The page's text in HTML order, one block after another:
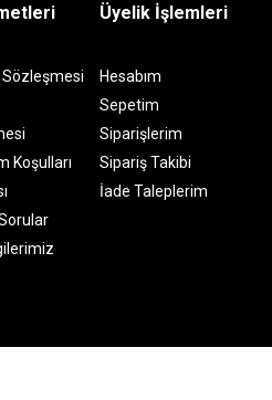
Sözleşmesi
Koşulları
Üyelik İşlemleri
Hesabım
Sepetim
Siparişlerim
Sipariş Takibi
İade Taleplerim